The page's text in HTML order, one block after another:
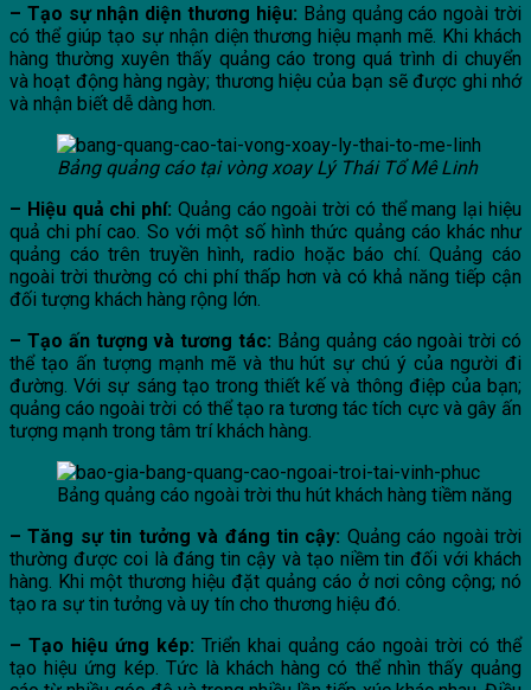
– Tạo sự nhận diện thương hiệu: Bảng quảng cáo ngoài trời
có thể giúp tạo sự nhận diện thương hiệu mạnh mẽ. Khi khách
hàng thường xuyên thấy quảng cáo trong quá trình di chuyển
và hoạt động hàng ngày; thương hiệu của bạn sẽ được ghi nhớ
và nhận biết dễ dàng hơn.
Bảng quảng cáo tại vòng xoay Lý Thái Tổ Mê Linh
– Hiệu quả chi phí: Quảng cáo ngoài trời có thể mang lại hiệu
quả chi phí cao. So với một số hình thức quảng cáo khác như
quảng cáo trên truyền hình, radio hoặc báo chí. Quảng cáo
ngoài trời thường có chi phí thấp hơn và có khả năng tiếp cận
đối tượng khách hàng rộng lớn.
– Tạo ấn tượng và tương tác: Bảng quảng cáo ngoài trời có
thể tạo ấn tượng mạnh mẽ và thu hút sự chú ý của người đi
đường. Với sự sáng tạo trong thiết kế và thông điệp của bạn;
quảng cáo ngoài trời có thể tạo ra tương tác tích cực và gây ấn
tượng mạnh trong tâm trí khách hàng.
Bảng quảng cáo ngoài trời thu hút khách hàng tiềm năng
– Tăng sự tin tưởng và đáng tin cậy: Quảng cáo ngoài trời
thường được coi là đáng tin cậy và tạo niềm tin đối với khách
hàng. Khi một thương hiệu đặt quảng cáo ở nơi công cộng; nó
tạo ra sự tin tưởng và uy tín cho thương hiệu đó.
– Tạo hiệu ứng kép: Triển khai quảng cáo ngoài trời có thể
tạo hiệu ứng kép. Tức là khách hàng có thể nhìn thấy quảng